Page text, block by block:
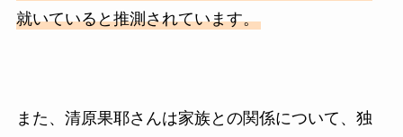
就いていると推測されています。
また、清原果耶さんは家族との関係について、独